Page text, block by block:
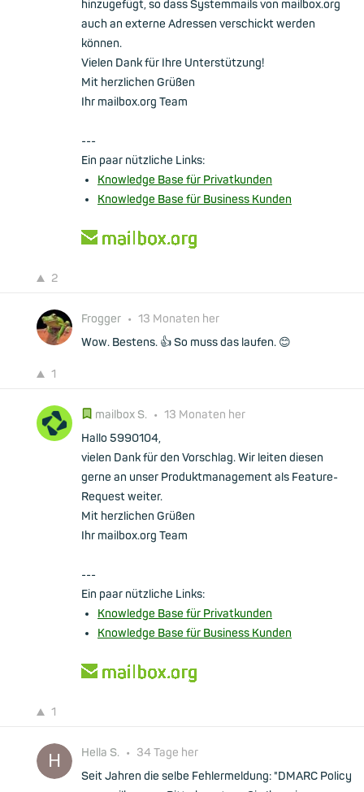
hinzugefügt, so dass Systemmails von mailbox.org
auch an externe Adressen verschickt werden
können.
Vielen Dank für Ihre Unterstützung!
Mit herzlichen Grüßen
Ihr mailbox.org Team
---
Ein paar nützliche Links:
Knowledge Base für Privatkunden
Knowledge Base für Business Kunden
2
Frogger • 13 Monaten her
Wow. Bestens. 👍 So muss das laufen. 😊
1
mailbox S. • 13 Monaten her
Hallo 5990104,
vielen Dank für den Vorschlag. Wir leiten diesen
gerne an unser Produktmanagement als Feature-
Request weiter.
Mit herzlichen Grüßen
Ihr mailbox.org Team
---
Ein paar nützliche Links:
Knowledge Base für Privatkunden
Knowledge Base für Business Kunden
1
Hella S. • 34 Tage her
Seit Jahren die selbe Fehlermeldung: "DMARC Policy